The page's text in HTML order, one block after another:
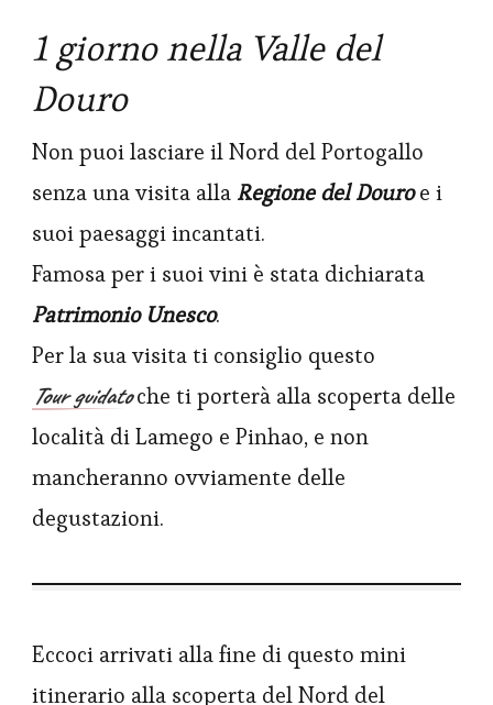
1 giorno nella Valle del
Douro
Non puoi lasciare il Nord del Portogallo
senza una visita alla Regione del Douroe i
suoi paesaggi incantati.
Famosa per i suoi vini è stata dichiarata
Patrimonio Unesco.
Per la sua visita ti consiglio questo
Tour guidatoche ti porterà alla scoperta delle
località di Lamego e Pinhao, e non
mancheranno ovviamente delle
degustazioni.
Eccoci arrivati alla fine di questo mini
itinerario alla scoperta del Nord del